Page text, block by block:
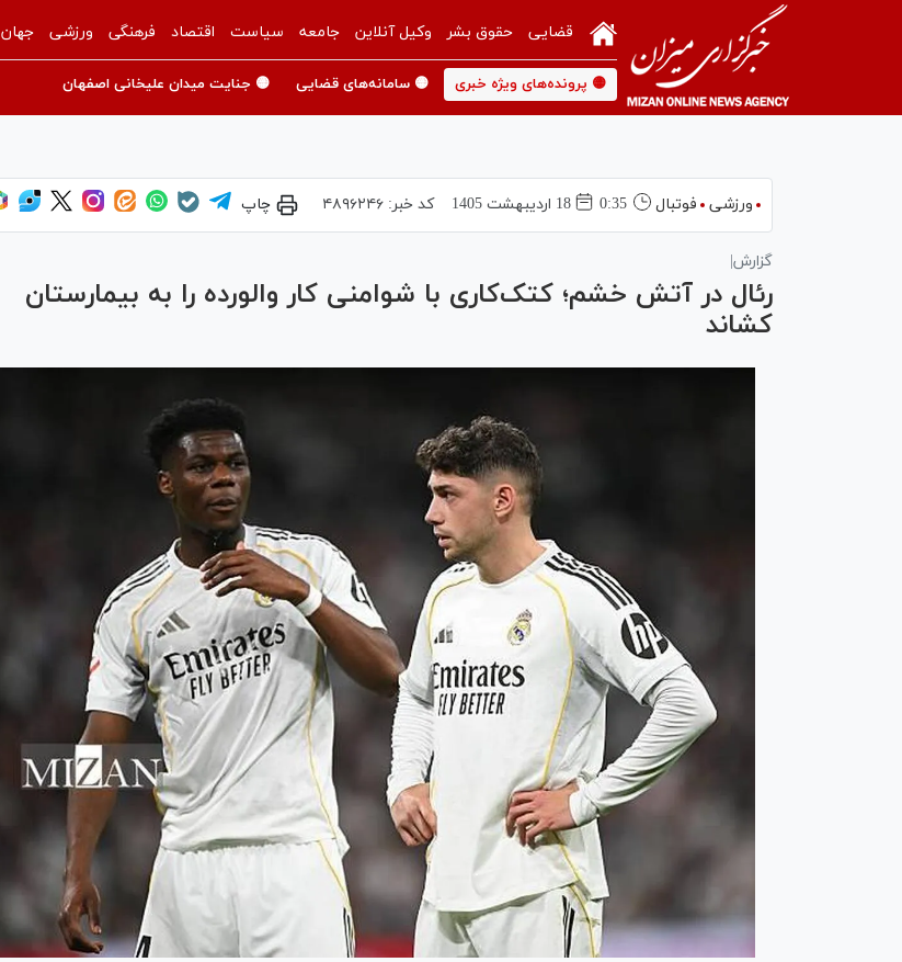
قضایی حقوق بشر وکیل آنلاین جامعه سیاست اقتصاد فرهنگی ورزشی جهان
🟡 پرونده‌های ویژه خبری 🟡 سامانه‌های قضایی 🟡 جنایت میدان علیخانی اصفهان
ورزشی فوتبال 0:35 18 ارديبهشت 1405 کد خبر:۴۸۹۶۲۴۶ چاپ
گزارش|
رئال در آتش خشم؛ کتک‌کاری با شوامنی کار والورده را به بیمارستان
کشاند